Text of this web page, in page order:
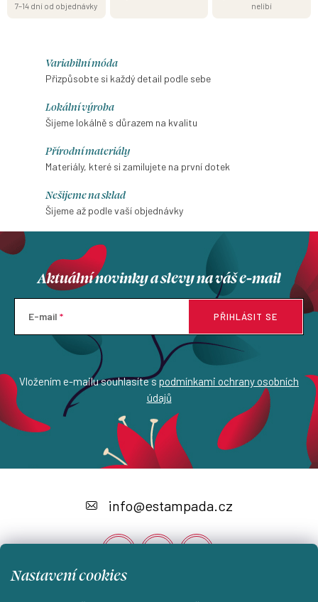
Nastavení cookies
7–14 dní od objednávky
nelíbí
Variabilní móda
Přizpůsobte si každý detail podle sebe
Lokální výroba
Šijeme lokálně s důrazem na kvalitu
Přírodní materiály
Materiály, které si zamilujete na první dotek
Nešijeme na sklad
Šijeme až podle vaší objednávky
Aktuální novinky a slevy na váš e-mail
E-mail
Vložením e-mailu souhlasíte s podmínkami ochrany osobních
údajů
PŘIHLÁSIT SE
a
info@estampada.cz